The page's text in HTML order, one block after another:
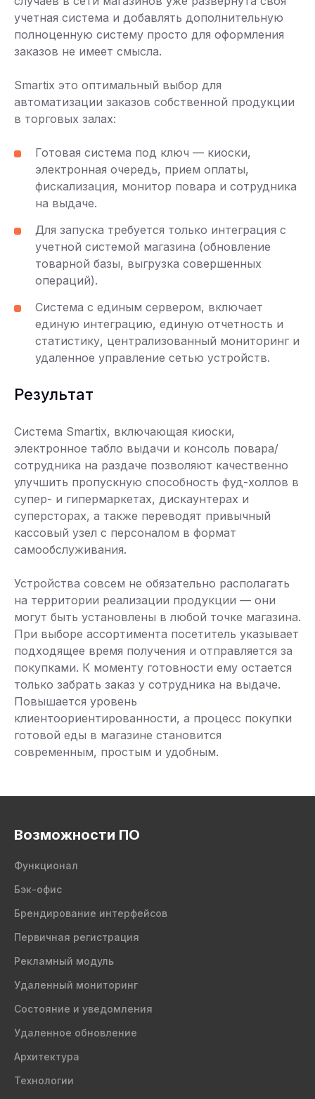
учетная система и добавлять дополнительную
полноценную систему просто для оформления
заказов не имеет смысла.
Smartix это оптимальный выбор для
автоматизации заказов собственной продукции
в торговых залах:
Готовая система под ключ — киоски,
электронная очередь, прием оплаты,
фискализация, монитор повара и сотрудника
на выдаче.
Для запуска требуется только интеграция с
учетной системой магазина (обновление
товарной базы, выгрузка совершенных
операций).
Система с единым сервером, включает
единую интеграцию, единую отчетность и
статистику, централизованный мониторинг и
удаленное управление сетью устройств.
Результат
Система Smartix, включающая киоски,
электронное табло выдачи и консоль повара/
сотрудника на раздаче позволяют качественно
улучшить пропускную способность фуд-холлов в
супер- и гипермаркетах, дискаунтерах и
суперсторах, а также переводят привычный
кассовый узел с персоналом в формат
самообслуживания.
Устройства совсем не обязательно располагать
на территории реализации продукции — они
могут быть установлены в любой точке магазина.
При выборе ассортимента посетитель указывает
подходящее время получения и отправляется за
покупками. К моменту готовности ему остается
только забрать заказ у сотрудника на выдаче.
Повышается уровень
клиентоориентированности, а процесс покупки
готовой еды в магазине становится
современным, простым и удобным.
Возможности ПО
Функционал
Бэк-офис
Брендирование интерфейсов
Первичная регистрация
Рекламный модуль
Удаленный мониторинг
Состояние и уведомления
Удаленное обновление
Архитектура
Технологии